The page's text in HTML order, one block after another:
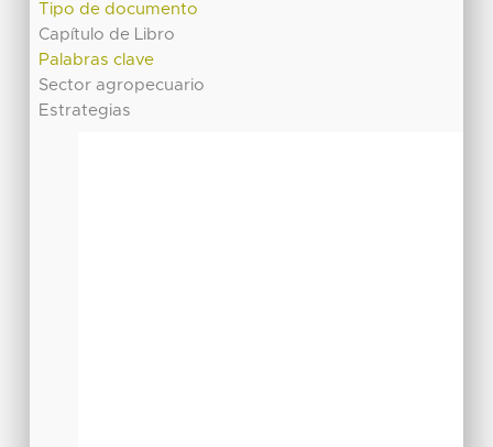
Tipo de documento
Capítulo de Libro
Palabras clave
Sector agropecuario
Estrategias